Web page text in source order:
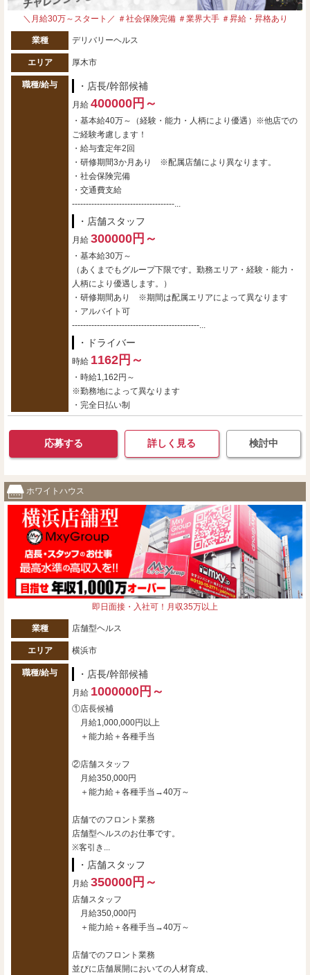
＼月給30万～スタート／ ＃社会保険完備 ＃業界大手 ＃昇給・昇格あり
業種 デリバリーヘルス
エリア 厚木市
職種/給与 ・店長/幹部候補
月給 400000円～
・基本給40万～（経験・能力・人柄により優遇）※他店での
ご経験考慮します！
・給与査定年2回
・研修期間3か月あり ※配属店舗により異なります。
・社会保険完備
・交通費支給
-------------------------------------...
・店舗スタッフ
月給 300000円～
・基本給30万～
（あくまでもグループ下限です。勤務エリア・経験・能力・
人柄により優遇します。）
・研修期間あり ※期間は配属エリアによって異なります
・アルバイト可
----------------------------------------------...
・ドライバー
時給 1162円～
・時給1,162円～
※勤務地によって異なります
・完全日払い制
応募する 詳しく見る 検討中
ホワイトハウス
即日面接・入社可！月収35万以上
業種 店舗型ヘルス
エリア 横浜市
職種/給与 ・店長/幹部候補
月給 1000000円～
①店長候補
月給1,000,000円以上
＋能力給＋各種手当
②店舗スタッフ
月給350,000円
＋能力給＋各種手当→40万～
店舗でのフロント業務
店舗型ヘルスのお仕事です。
※客引き...
・店舗スタッフ
月給 350000円～
店舗スタッフ
月給350,000円
＋能力給＋各種手当→40万～
店舗でのフロント業務
並びに店舗展開においての人材育成、